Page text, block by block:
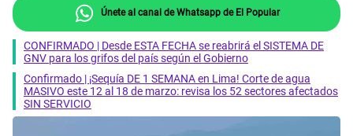
Únete al canal de Whatsapp de El Popular
CONFIRMADO | Desde ESTA FECHA se reabrirá el SISTEMA DE
GNV para los grifos del país según el Gobierno
Confirmado | ¡Sequía DE 1 SEMANA en Lima! Corte de agua
MASIVO este 12 al 18 de marzo: revisa los 52 sectores afectados
SIN SERVICIO